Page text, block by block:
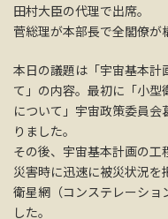
田村大臣の代理で出席。
菅総理が本部長で全閣僚が
本日の議題は「宇宙基本計
て」の内容。最初に「小
について」宇宙政策委員
りました。
その後、宇宙基本計画の工
災害時に迅速に被災状況
衛星網（コンステレーショ
した。